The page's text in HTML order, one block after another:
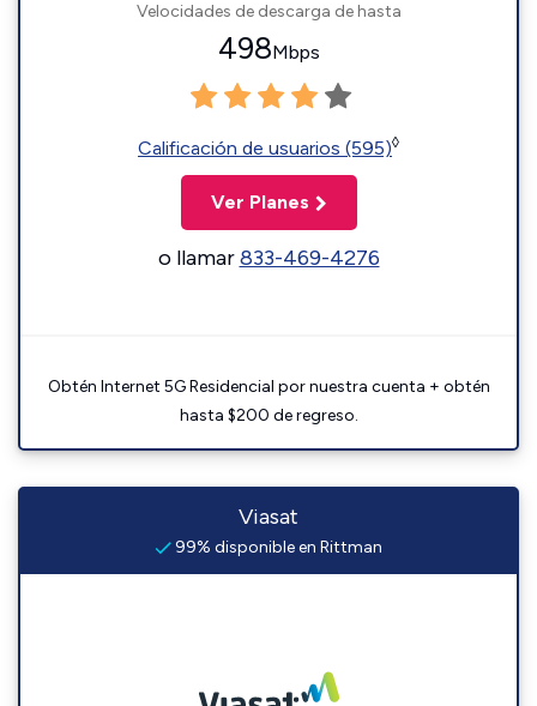
Velocidades de descarga de hasta
498Mbps
Calificación de usuarios (595)◊
Ver Planes
o llamar833-469-4276
Obtén Internet 5G Residencial por nuestra cuenta + obtén
hasta $200 de regreso.
Viasat
99% disponible en Rittman